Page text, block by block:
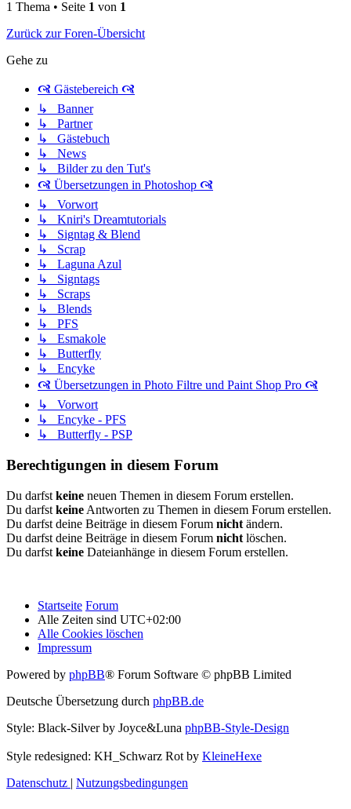
1 Thema • Seite 1 von 1
Zurück zur Foren-Übersicht
Gehe zu
🙧 Gästebereich 🙧
↳ Banner
↳ Partner
↳ Gästebuch
↳ News
↳ Bilder zu den Tut's
🙧 Übersetzungen in Photoshop 🙧
↳ Vorwort
↳ Kniri's Dreamtutorials
↳ Signtag & Blend
↳ Scrap
↳ Laguna Azul
↳ Signtags
↳ Scraps
↳ Blends
↳ PFS
↳ Esmakole
↳ Butterfly
↳ Encyke
🙧 Übersetzungen in Photo Filtre und Paint Shop Pro 🙧
↳ Vorwort
↳ Encyke - PFS
↳ Butterfly - PSP
Berechtigungen in diesem Forum
Du darfst keine neuen Themen in diesem Forum erstellen.
Du darfst keine Antworten zu Themen in diesem Forum erstellen.
Du darfst deine Beiträge in diesem Forum nicht ändern.
Du darfst deine Beiträge in diesem Forum nicht löschen.
Du darfst keine Dateianhänge in diesem Forum erstellen.
Startseite Forum
Alle Zeiten sind UTC+02:00
Alle Cookies löschen
Impressum
Powered by phpBB® Forum Software © phpBB Limited
Deutsche Übersetzung durch phpBB.de
Style: Black-Silver by Joyce&Luna phpBB-Style-Design
Style redesigned: KH_Schwarz Rot by KleineHexe
Datenschutz | Nutzungsbedingungen